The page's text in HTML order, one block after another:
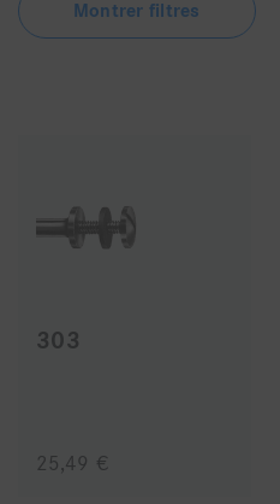
Montrer filtres
303
25,49 €